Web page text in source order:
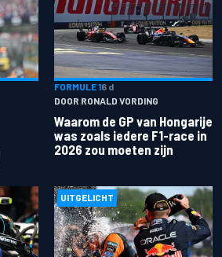
FORMULE 16 d
DOOR RONALD VORDING
Waarom de GP van Hongarije
was zoals iedere F1-race in
2026 zou moeten zijn
UITGELICHT